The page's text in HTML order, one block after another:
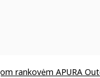
rankovėm APURA